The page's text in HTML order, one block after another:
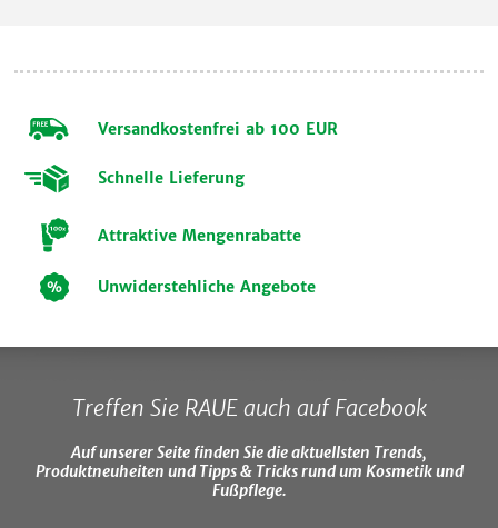
Versandkostenfrei ab 100 EUR
Schnelle Lieferung
Attraktive Mengenrabatte
Unwiderstehliche Angebote
Treffen Sie RAUE auch auf Facebook
Auf unserer Seite finden Sie die aktuellsten Trends,
Produktneuheiten und Tipps & Tricks rund um Kosmetik und
Fußpflege.